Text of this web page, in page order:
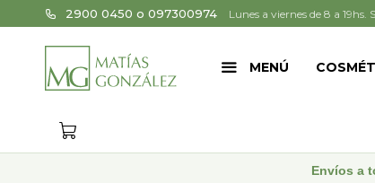
MENÚ
2900 0450 o 097300974 Lunes a viernes de 8 a 19hs.
Envíos a